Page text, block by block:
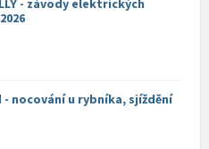
- závody elektrických
- nocování u rybníka, sjíždění